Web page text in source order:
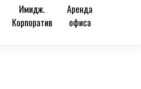
Имидж.
Корпоратив
Аренда
офиса